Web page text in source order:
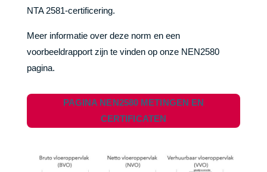
NTA 2581-certificering.
Meer informatie over deze norm en een
voorbeeldrapport zijn te vinden op onze NEN2580
pagina.
PAGINA NEN2580 METINGEN EN
CERTIFICATEN